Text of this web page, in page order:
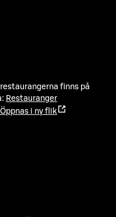
finns på
Restauranger
Öppnas i ny flik